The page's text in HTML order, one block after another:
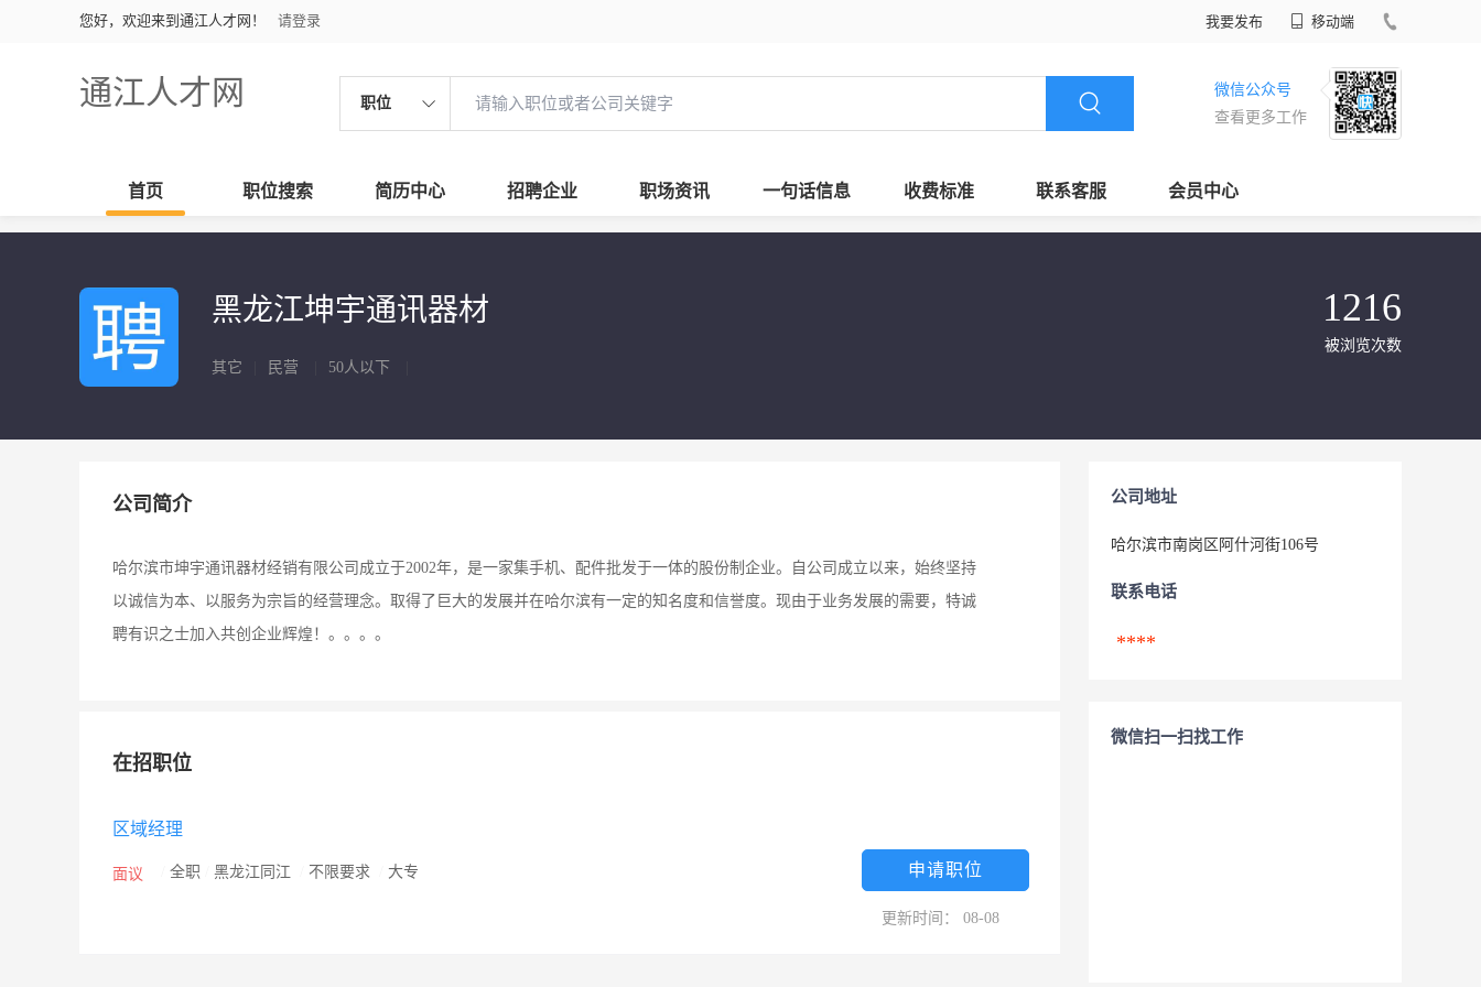
您好，欢迎来到通江人才网！ 请登录 我要发布 移动端
通江人才网 职位
微信公众号
查看更多工作
首页 职位搜索 简历中心 招聘企业 职场资讯 一句话信息 收费标准 联系客服 会员中心
黑龙江坤宇通讯器材
其它 民营 50人以下
1216
被浏览次数
公司简介
哈尔滨市坤宇通讯器材经销有限公司成立于2002年，是一家集手机、配件批发于一体的股份制企业。自公司成立以来，始终坚持
以诚信为本、以服务为宗旨的经营理念。取得了巨大的发展并在哈尔滨有一定的知名度和信誉度。现由于业务发展的需要，特诚
聘有识之士加入共创企业辉煌！。。。。
在招职位
区域经理
面议 全职 黑龙江同江 不限要求 大专 申请职位
更新时间： 08-08
公司地址
哈尔滨市南岗区阿什河街106号
联系电话
****
微信扫一扫找工作